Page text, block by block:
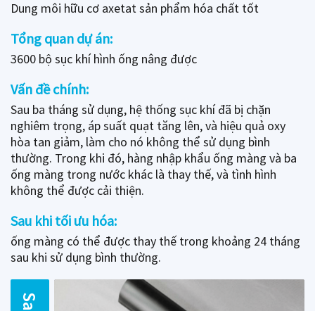
Dung môi hữu cơ axetat sản phẩm hóa chất tốt
Tổng quan dự án:
3600 bộ sục khí hình ống nâng được
Vấn đề chính:
Sau ba tháng sử dụng, hệ thống sục khí đã bị chặn
nghiêm trọng, áp suất quạt tăng lên, và hiệu quả oxy
hòa tan giảm, làm cho nó không thể sử dụng bình
thường. Trong khi đó, hàng nhập khẩu ống màng và ba
ống màng trong nước khác là thay thế, và tình hình
không thể được cải thiện.
Sau khi tối ưu hóa:
ống màng có thể được thay thế trong khoảng 24 tháng
sau khi sử dụng bình thường.